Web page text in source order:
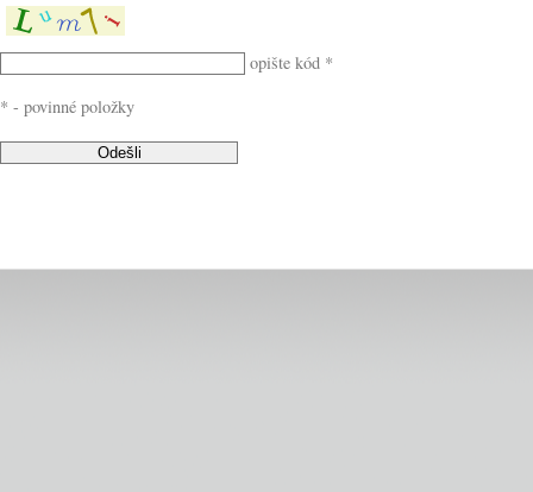
opište kód *
* - povinné položky